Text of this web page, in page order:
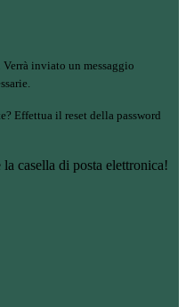
Verrà inviato un messaggio
Effettua il reset della password
casella di posta elettronica!